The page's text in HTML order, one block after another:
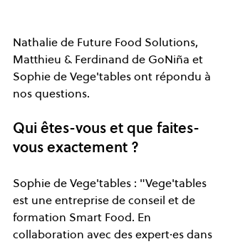
Nathalie de Future Food Solutions,
Matthieu & Ferdinand de GoNiña et
Sophie de Vege'tables ont répondu à
nos questions.
Qui êtes-vous et que faites-
vous exactement ?
Sophie de Vege'tables : "Vege'tables
est une entreprise de conseil et de
formation Smart Food. En
collaboration avec des expert·es dans